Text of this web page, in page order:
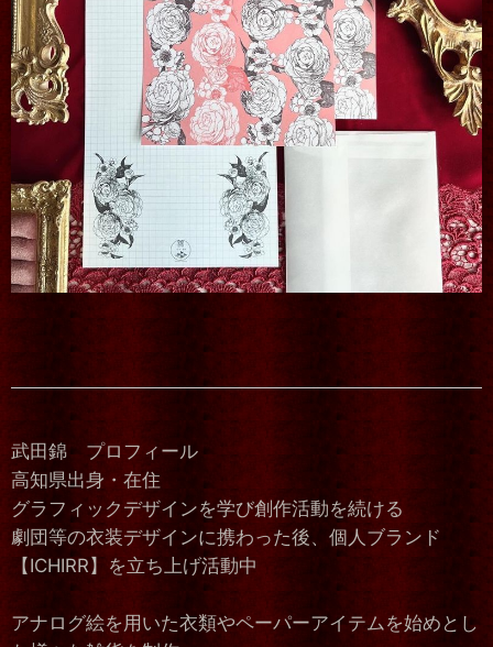
武田錦 プロフィール
高知県出身・在住
グラフィックデザインを学び創作活動を続ける
劇団等の衣装デザインに携わった後、個人ブランド
【ICHIRR】を立ち上げ活動中
アナログ絵を用いた衣類やペーパーアイテムを始めとし